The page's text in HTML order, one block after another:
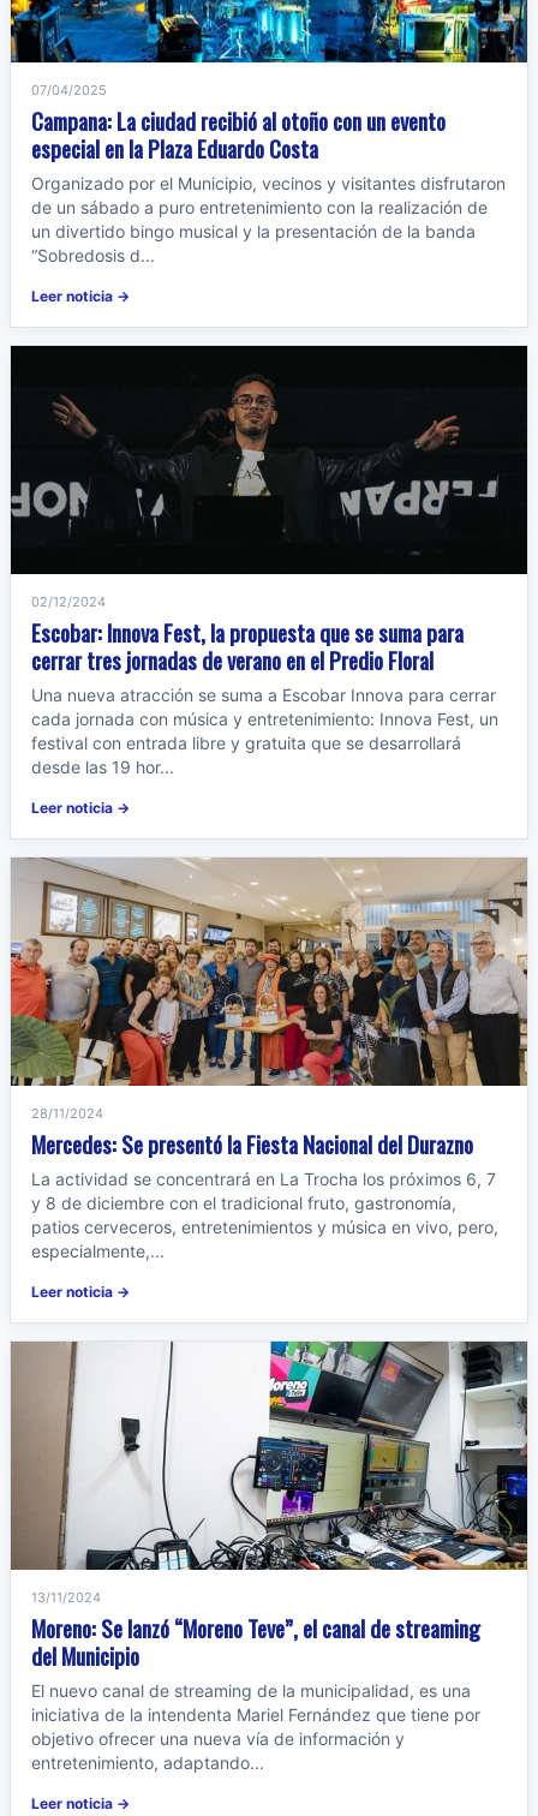
07/04/2025
Campana: La ciudad recibió al otoño con un evento
especial en la Plaza Eduardo Costa
Organizado por el Municipio, vecinos y visitantes disfrutaron
de un sábado a puro entretenimiento con la realización de
un divertido bingo musical y la presentación de la banda
“Sobredosis d...
Leer noticia →
02/12/2024
Escobar: Innova Fest, la propuesta que se suma para
cerrar tres jornadas de verano en el Predio Floral
Una nueva atracción se suma a Escobar Innova para cerrar
cada jornada con música y entretenimiento: Innova Fest, un
festival con entrada libre y gratuita que se desarrollará
desde las 19 hor...
Leer noticia →
28/11/2024
Mercedes: Se presentó la Fiesta Nacional del Durazno
La actividad se concentrará en La Trocha los próximos 6, 7
y 8 de diciembre con el tradicional fruto, gastronomía,
patios cerveceros, entretenimientos y música en vivo, pero,
especialmente,...
Leer noticia →
13/11/2024
Moreno: Se lanzó “Moreno Teve”, el canal de streaming
del Municipio
El nuevo canal de streaming de la municipalidad, es una
iniciativa de la intendenta Mariel Fernández que tiene por
objetivo ofrecer una nueva vía de información y
entretenimiento, adaptando...
Leer noticia →